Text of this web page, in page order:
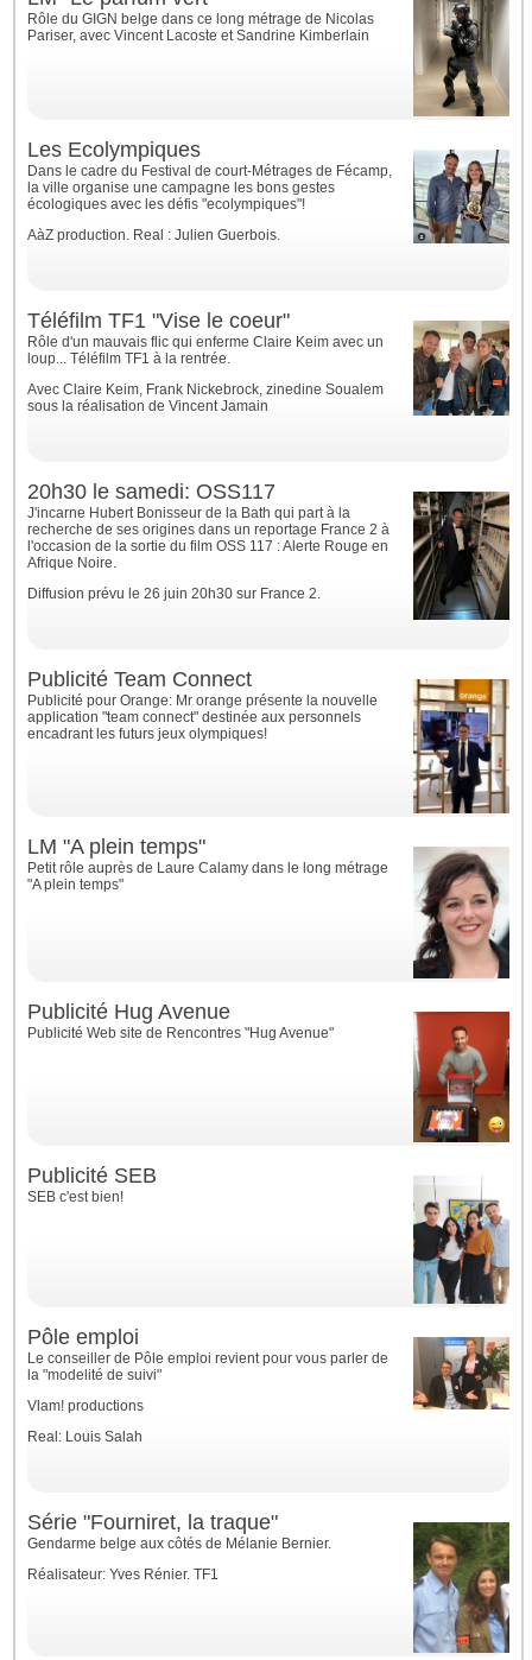
Rôle du GIGN belge dans ce long métrage de Nicolas
Pariser, avec Vincent Lacoste et Sandrine Kimberlain
Les Ecolympiques
Dans le cadre du Festival de court-Métrages de Fécamp,
la ville organise une campagne les bons gestes
écologiques avec les défis "ecolympiques"!
AàZ production. Real : Julien Guerbois.
Téléfilm TF1 "Vise le coeur"
Rôle d'un mauvais flic qui enferme Claire Keim avec un
loup... Téléfilm TF1 à la rentrée.
Avec Claire Keim, Frank Nickebrock, zinedine Soualem
sous la réalisation de Vincent Jamain
20h30 le samedi: OSS117
J'incarne Hubert Bonisseur de la Bath qui part à la
recherche de ses origines dans un reportage France 2 à
l'occasion de la sortie du film OSS 117 : Alerte Rouge en
Afrique Noire.
Diffusion prévu le 26 juin 20h30 sur France 2.
Publicité Team Connect
Publicité pour Orange: Mr orange présente la nouvelle
application "team connect" destinée aux personnels
encadrant les futurs jeux olympiques!
LM "A plein temps"
Petit rôle auprès de Laure Calamy dans le long métrage
"A plein temps"
Publicité Hug Avenue
Publicité Web site de Rencontres "Hug Avenue"
Publicité SEB
SEB c'est bien!
Pôle emploi
Le conseiller de Pôle emploi revient pour vous parler de
la "modelité de suivi"
Vlam! productions
Real: Louis Salah
Série "Fourniret, la traque"
Gendarme belge aux côtés de Mélanie Bernier.
Réalisateur: Yves Rénier. TF1